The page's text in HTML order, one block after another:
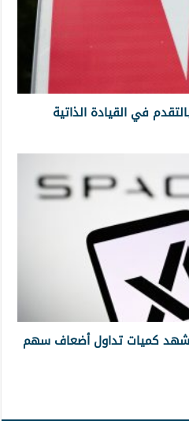
في القيادة الذاتية
كميات تداول أضعاف سهم